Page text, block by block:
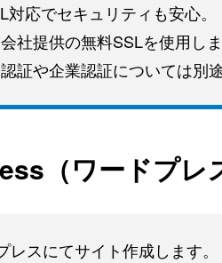
対応でセキュリティも安心。
社提供の無料SSLを使用しま
証や企業認証については別途
（ワードプレ
レスにてサイト作成します。